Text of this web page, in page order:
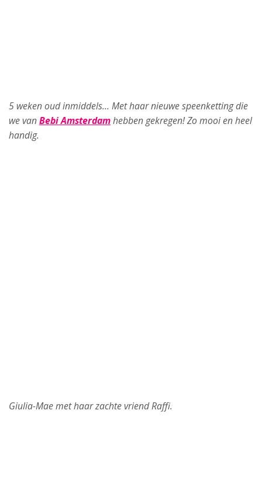
5 weken oud inmiddels… Met haar nieuwe speenketting die
we vanBebi Amsterdamhebben gekregen! Zo mooi en heel
handig.
Giulia-Mae met haar zachte vriend Raffi.